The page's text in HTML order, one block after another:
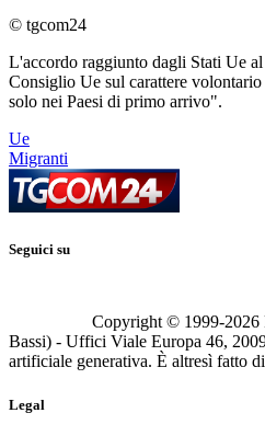
© tgcom24
L'accordo raggiunto dagli Stati Ue
Consiglio Ue sul carattere
solo nei Paesi di primo arrivo".
Ue
Migranti
Seguici su
Copyright © 1999-2026
Bassi) - Uffici Viale Europa 46,
artificiale generativa. È altresì fatto
Legal